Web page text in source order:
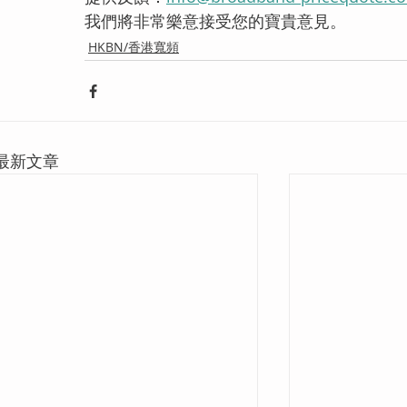
我們將非常樂意接受您的寶貴意見。
HKBN/香港寬頻
新文章